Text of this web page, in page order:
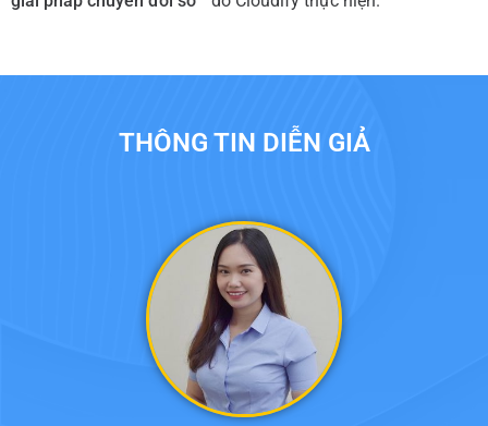
THÔNG TIN DIỄN GIẢ